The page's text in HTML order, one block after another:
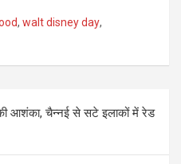
, walt disney day,
आशंका, चैन्नई से सटे इलाकों में रेड